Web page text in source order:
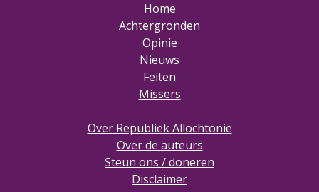
Home
Achtergronden
Opinie
Nieuws
Feiten
Missers
Over Republiek Allochtonië
Over de auteurs
Steun ons / doneren
Disclaimer